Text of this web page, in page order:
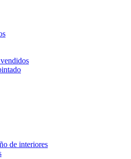
de interiores